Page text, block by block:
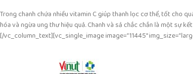
Trong chanh chứa nhiều vitamin C giúp thanh lọc cơ thể, tốt cho
hóa và ngừa ung thư hiệu quả. Chanh và sả chắc chắn là một sự
[/vc_column_text][vc_single_image image=”11445″